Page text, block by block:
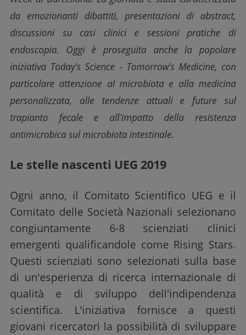
da emozionanti dibattiti, presentazioni di abstract,
discussioni su casi clinici e sessioni pratiche di
endoscopia. Oggi è proseguita anche la popolare
iniziativa Today's Science - Tomorrow's Medicine, con
particolare attenzione al microbiota e alla medicina
personalizzata, alle tendenze attuali e future sul
trapianto fecale e all'impatto della resistenza
antimicrobica sul microbiota intestinale.
Le stelle nascenti UEG 2019
Ogni anno, il Comitato Scientifico UEG e il
Comitato delle Società Nazionali selezionano
congiuntamente 6-8 scienziati clinici
emergenti qualificandole come Rising Stars.
Questi scienziati sono selezionati sulla base
di un'esperienza di ricerca internazionale di
qualità e di sviluppo dell'indipendenza
scientifica. L'iniziativa fornisce a questi
giovani ricercatori la possibilità di sviluppare